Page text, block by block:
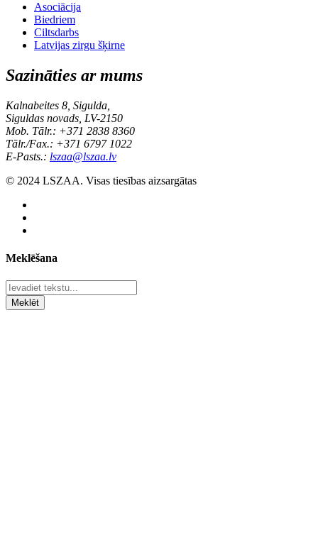
Asociācija
Biedriem
Ciltsdarbs
Latvijas zirgu šķirne
Sazināties ar mums
Kalnabeites 8, Sigulda,
Siguldas novads, LV-2150
Mob. Tālr.: +371 2838 8360
Tālr./Fax.: +371 6797 1022
E-Pasts.: lszaa@lszaa.lv
© 2024 LSZAA. Visas tiesības aizsargātas
Meklēšana
Meklēt